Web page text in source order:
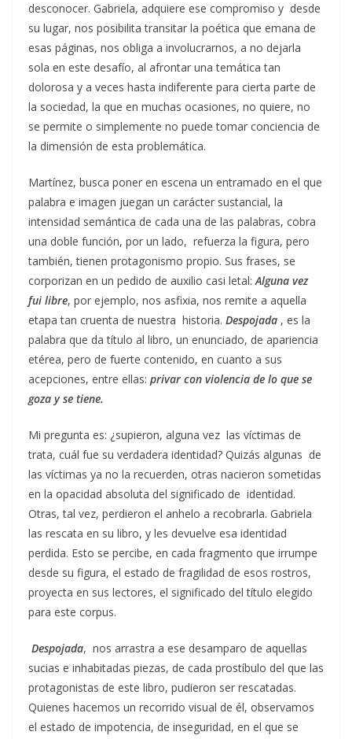
desconocer. Gabriela, adquiere ese compromiso y desde
su lugar, nos posibilita transitar la poética que emana de
esas páginas, nos obliga a involucrarnos, a no dejarla
sola en este desafío, al afrontar una temática tan
dolorosa y a veces hasta indiferente para cierta parte de
la sociedad, la que en muchas ocasiones, no quiere, no
se permite o simplemente no puede tomar conciencia de
la dimensión de esta problemática.
Martínez, busca poner en escena un entramado en el que
palabra e imagen juegan un carácter sustancial, la
intensidad semántica de cada una de las palabras, cobra
una doble función, por un lado, refuerza la figura, pero
también, tienen protagonismo propio. Sus frases, se
corporizan en un pedido de auxilio casi letal:Alguna vez
fui libre, por ejemplo, nos asfixia, nos remite a aquella
etapa tan cruenta de nuestra historia. Despojada , es la
palabra que da título al libro, un enunciado, de apariencia
etérea, pero de fuerte contenido, en cuanto a sus
acepciones, entre ellas: privar con violencia de lo que se
goza y se tiene.
Mi pregunta es: ¿supieron, alguna vez las víctimas de
trata, cuál fue su verdadera identidad? Quizás algunas de
las víctimas ya no la recuerden, otras nacieron sometidas
en la opacidad absoluta del significado de identidad.
Otras, tal vez, perdieron el anhelo a recobrarla. Gabriela
las rescata en su libro, y les devuelve esa identidad
perdida. Esto se percibe, en cada fragmento que irrumpe
desde su figura, el estado de fragilidad de esos rostros,
proyecta en sus lectores, el significado del título elegido
para este corpus.
Despojada, nos arrastra a ese desamparo de aquellas
sucias e inhabitadas piezas, de cada prostíbulo del que las
protagonistas de este libro, pudieron ser rescatadas.
Quienes hacemos un recorrido visual de él, observamos
el estado de impotencia, de inseguridad, en el que se